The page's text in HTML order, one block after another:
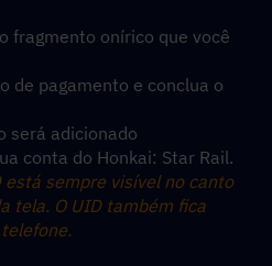
fragmento onírico que você
de pagamento e conclua o
será adicionado
conta do Honkai: Star Rail.
está sempre visível no canto
tela. O UID também fica